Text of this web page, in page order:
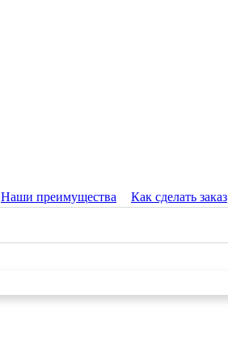
Наши преимущества Как сделать заказ